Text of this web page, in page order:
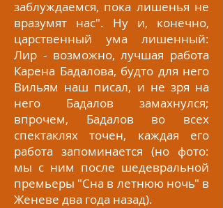
заблуждаемся, пока лишенья не
вразумят нас". Ну и, конечно,
царственный ума лишенный:
Лир - возможно, лучшая работа
Карена Бадалова, будто для него
Вильям наш писал, и не зря на
него Бадалов замахнулся;
впрочем, Бадалов во всех
спектаклях точен, каждая его
работа запоминается (но фото:
мы с ним после шедевральной
премьеры "Сна в летнюю ночь" в
Женеве два года назад).